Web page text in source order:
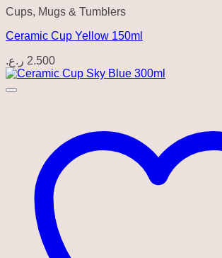
Cups, Mugs & Tumblers
Ceramic Cup Yellow 150ml
2.500 ر.ع.